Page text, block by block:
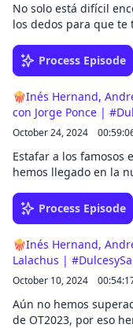
No solo está difícil
los dedos para que
a Mamen García, que
respecto, si no que da
Balmaseda de Unzeta
Process Episode
🍿Inés Hernand,
con Jorge Ponce |
October 24, 2024
Estafar a los famosos
hemos llegado en la
"Medina: el estafador
Video.
Process Episode
🍿Inés Hernand,
Lalachus |
October 10, 2024
Aún no hemos
de OT2023, por eso